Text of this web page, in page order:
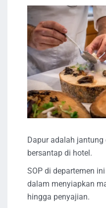
Dapur adalah
bersantap di hotel.
SOP di departemen
dalam menyiapkan
hingga penyajian.